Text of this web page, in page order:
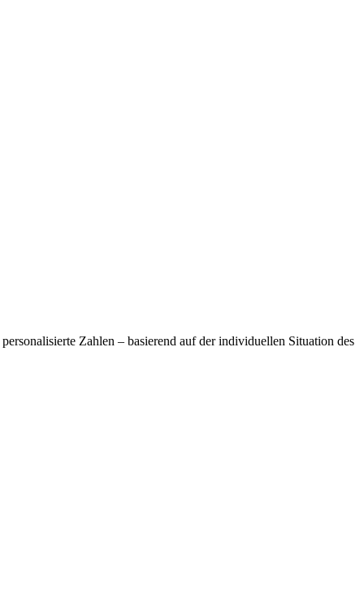
Zahlen – basierend auf der individuellen Situation des